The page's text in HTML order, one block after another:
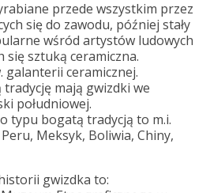
przede wszystkim przez
się do zawodu, później stały
wśród artystów ludowych
się sztuką ceramiczna.
galanterii ceramicznej.
mają gwizdki we
południowej.
typu bogatą tradycją to m.i.
Meksyk, Boliwia, Chiny,
gwizdka to: